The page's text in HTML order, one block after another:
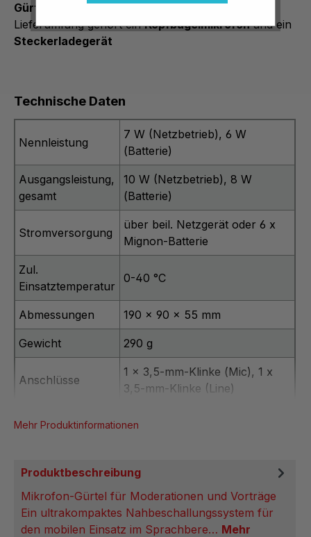
Gürteltasche)um die Hände frei zu haben. Zum
Lieferumfang gehört einKopfbügelmikrofonund ein
Steckerladegerät
Technische Daten
Nennleistung
7 W (Netzbetrieb), 6 W
(Batterie)
Ausgangsleistung,
gesamt
10 W (Netzbetrieb), 8 W
(Batterie)
Stromversorgung
über beil. Netzgerät oder 6 x
Mignon-Batterie
Zul.
Einsatztemperatur
0-40 °C
Abmessungen 190 x 90 x 55 mm
Gewicht 290 g
Anschlüsse
1 x 3,5-mm-Klinke (Mic), 1 x
3,5-mm-Klinke (Line)
Mehr Produktinformationen
Produktbeschreibung
Mikrofon-Gürtel für Moderationen und Vorträge
Ein ultrakompaktes Nahbeschallungssystem für
den mobilen Einsatz im Sprachbere… Mehr